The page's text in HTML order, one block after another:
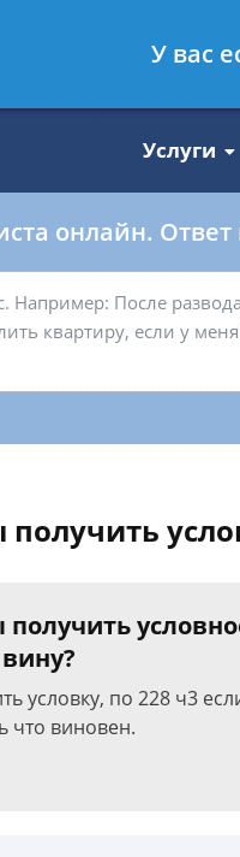
8 812 509-27-47
Услуги
онлайн.
условку, по 228 ч3
что виновен.
У вас